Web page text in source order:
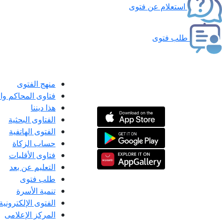
استعلام عن فتوى
طلب فتوى
منهج الفتوى
فتاوى المحاكم
هذا ديننا
الفتاوى البحثية
الفتوى الهاتفية
حساب الزكاة
فتاوى الأقليات
التعليم عن بعد
طلب فتوى
تنمية الأسرة
الفتوى الإلكترونية
المركز الإعلامى